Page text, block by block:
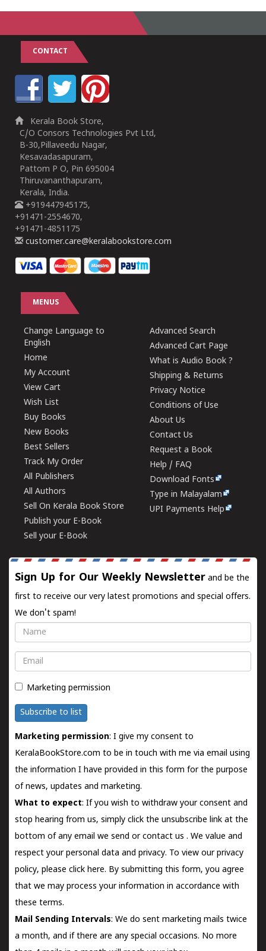
CONTACT
Kerala Book Store,
C/O Consors Technologies Pvt Ltd,
B-30,Pillaveedu Nagar,
Kesavadasapuram,
Pattom P O, Pin 695004
Thiruvananthapuram,
Kerala, India.
+919447945175,
+91471-2554670,
+91471-4851175
customer.care@keralabookstore.com
MENUS
Change Language to
English
Home
My Account
View Cart
Wish List
Buy Books
New Books
Best Sellers
Track My Order
All Publishers
All Authors
Sell On Kerala Book Store
Publish your E-Book
Sell your E-Book
Advanced Search
Advanced Cart Page
What is Audio Book ?
Shipping & Returns
Privacy Notice
Conditions of Use
About Us
Contact Us
Request a Book
Help / FAQ
Download Fonts
Type in Malayalam
UPI Payments Help
Sign Up for Our Weekly Newsletter and be the
first to receive our very latest promotions and special offers.
We don't spam!
Name
Email
Marketing permission
Subscribe to list
Marketing permission: I give my consent to
KeralaBookStore.com to be in touch with me via email using
the information I have provided in this form for the purpose
of news, updates and marketing.
What to expect: If you wish to withdraw your consent and
stop hearing from us, simply click the unsubscribe link at the
bottom of any email we send orcontact us . We value and
respect your personal data and privacy. To view our privacy
policy, please click here. By submitting this form, you agree
that we may process your information in accordance with
these terms.
Mail Sending Intervals: We do sent marketing mails twice
a month, and if there are any special occasions. No more